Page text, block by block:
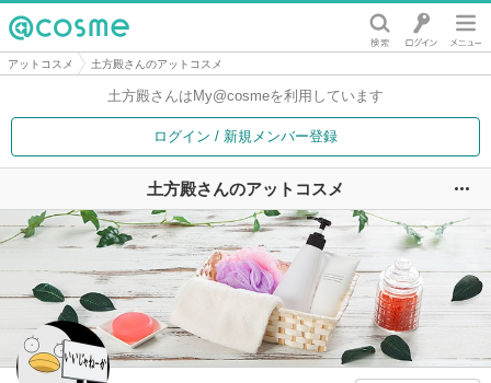
@cosme
アットコスメ 土方殿さんのアットコスメ
土方殿さんは My@cosmeを利用しています
ログイン / 新規メンバー登録
土方殿さんのアットコスメ